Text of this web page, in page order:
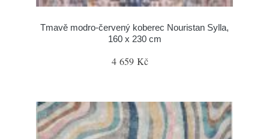
Tmavě modro-červený koberec Nouristan Sylla,
160 x 230 cm
4 659 Kč